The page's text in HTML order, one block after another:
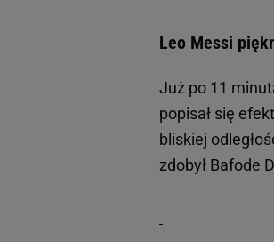
Leo Messi
Już po 11
popisał się
bliskiej
zdobył Bafode